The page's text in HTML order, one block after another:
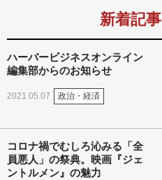
新着記事
ハーバービジネスオンライン
編集部からのお知らせ
2021.05.07 政治・経済
コロナ禍でむしろ沁みる「全
員悪人」の祭典。映画『ジェ
ントルメン』の魅力